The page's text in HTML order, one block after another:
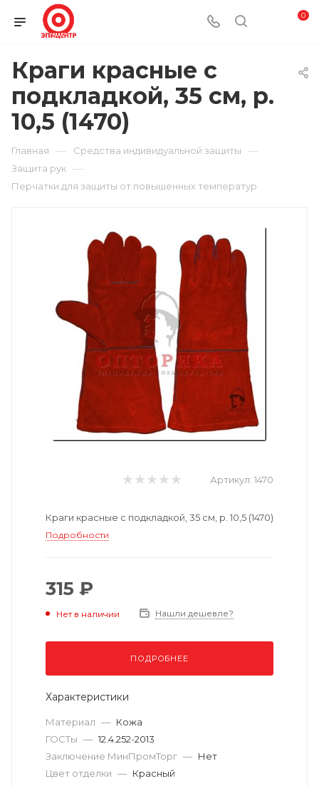
0
Краги красные с
подкладкой, 35 см, р.
10,5 (1470)
Главная — Средства индивидуальной защиты —
Защита рук —
Перчатки для защиты от повышенных температур
Артикул: 1470
Краги красные с подкладкой, 35 см, р. 10,5 (1470)
Подробности
315 ₽
Нет в наличии Нашли дешевле?
ПОДРОБНЕЕ
Характеристики
Материал — Кожа
ГОСТы — 12.4.252-2013
Заключение МинПромТорг — Нет
Цвет отделки — Красный